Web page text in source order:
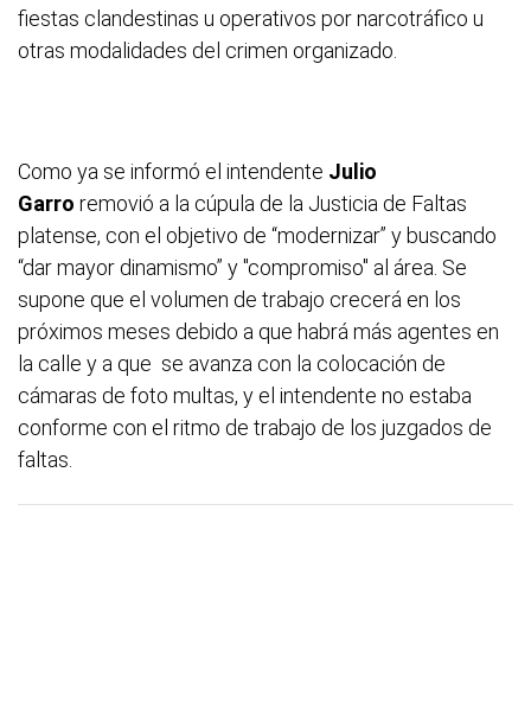
fiestas clandestinas u operativos por narcotráfico u
otras modalidades del crimen organizado.
Como ya se informó el intendente Julio
Garro removió a la cúpula de la Justicia de Faltas
platense, con el objetivo de “modernizar” y buscando
“dar mayor dinamismo” y "compromiso" al área. Se
supone que el volumen de trabajo crecerá en los
próximos meses debido a que habrá más agentes en
la calle y a que se avanza con la colocación de
cámaras de foto multas, y el intendente no estaba
conforme con el ritmo de trabajo de los juzgados de
faltas.